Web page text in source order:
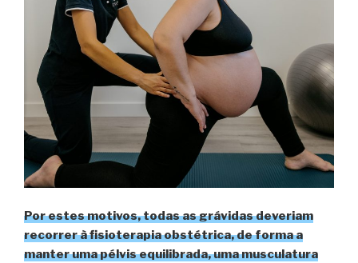
Por estes motivos, todas as grávidas deveriam
recorrer à fisioterapia obstétrica, de forma a
manter uma pélvis equilibrada, uma musculatura